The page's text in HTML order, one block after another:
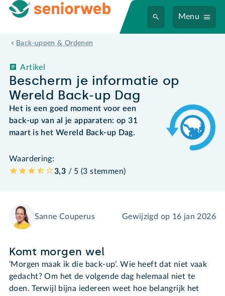
Menu
Back-uppen & Ordenen
Bescherm je informatie op
Wereld Back-up Dag
Artikel
Het is een goed moment voor een
back-up van al je apparaten: op 31
maart is het Wereld Back-up Dag.
Waardering:
3,3 / 5 (3 stemmen)
Sanne Couperus Gewijzigd op 16 jan 2026
Komt morgen wel
‘Morgen maak ik die back-up’. Wie heeft dat niet vaak
gedacht? Om het de volgende dag helemaal niet te
doen. Terwijl bijna iedereen weet hoe belangrijk het